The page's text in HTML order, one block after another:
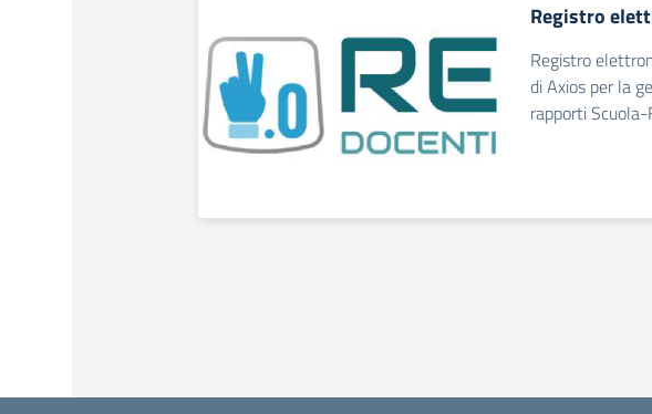
Registro
Registro
di Axios per la
rapporti Scuola-